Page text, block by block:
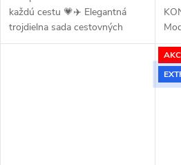
každú cestu 💗✈️ Elegantná
trojdielna sada cestovných
kufrov Kono v jemnom